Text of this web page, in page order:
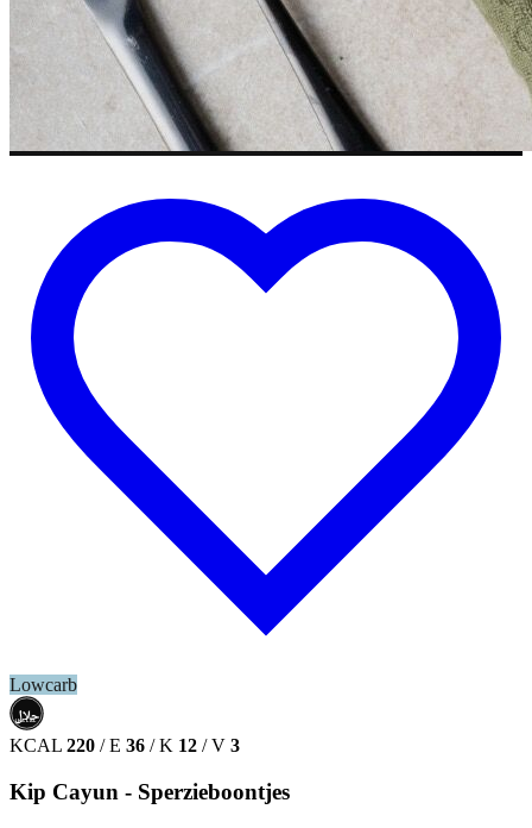
Lowcarb
حلال
HALAL
KCAL 220 / E 36 / K 12 / V 3
Kip Cayun - Sperzieboontjes